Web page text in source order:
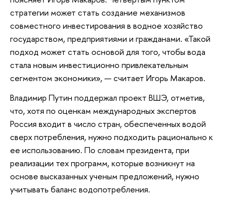
стратегии может стать создание механизмов
совместного инвестирования в водное хозяйство
государством, предприятиями и гражданами. «Такой
подход может стать основой для того, чтобы вода
стала новым инвестиционно привлекательным
сегментом экономики», — считает Игорь Макаров.
Владимир Путин поддержал проект ВШЭ, отметив,
что, хотя по оценкам международных экспертов
Россия входит в число стран, обеспеченных водой
сверх потребления, нужно подходить рационально к
ее использованию. По словам президента, при
реализации тех программ, которые возникнут на
основе высказанных ученым предложений, нужно
учитывать баланс водопотребления.